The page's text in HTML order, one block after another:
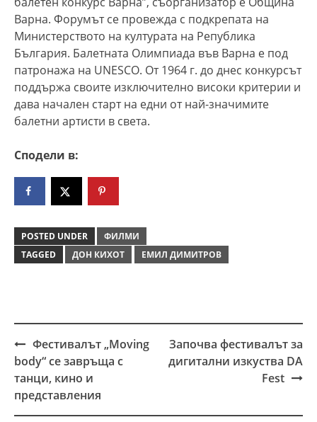
Варна. Форумът се провежда с подкрепата на
Министерството на културата на Република
България. Балетната Oлимпиада във Варна е под
патронажа на UNESCO. От 1964 г. до днес конкурсът
поддържа своите изключително високи критерии и
дава начален старт на едни от най-значимите
балетни артисти в света.
Сподели в:
POSTED UNDER
ФИЛМИ
TAGGED
ДОН КИХОТ ЕМИЛ ДИМИТРОВ
Post
navigation
Фестивалът „Moving
body“ се завръща с
танци, кино и
представления
Започва фестивалът за
дигитални изкуства DA
Fest